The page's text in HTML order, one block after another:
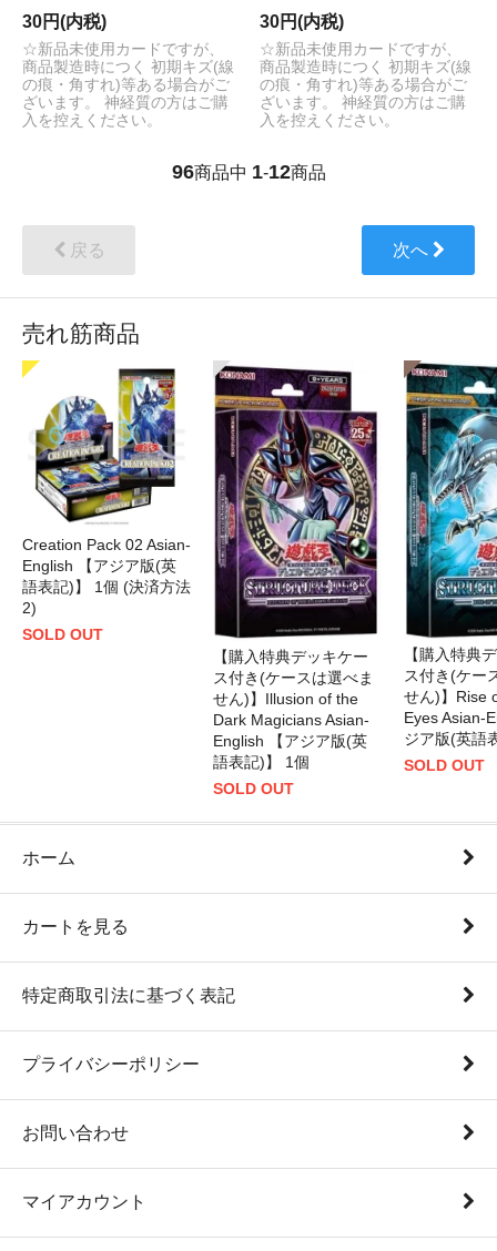
30円(内税)
☆新品未使用カードですが、
商品製造時につく 初期キズ(線
の痕・角すれ)等ある場合がご
ざいます。 神経質の方はご購
入を控えください。
30円(内税)
☆新品未使用カードですが、
商品製造時につく 初期キズ(線
の痕・角すれ)等ある場合がご
ざいます。 神経質の方はご購
入を控えください。
96商品中 1-12商品
戻る 次へ
売れ筋商品
Creation Pack 02 Asian-
English 【アジア版(英
語表記)】 1個 (決済方法
2)
SOLD OUT
【購入特典デッキケー
ス付き(ケースは選べま
せん)】Illusion of the
Dark Magicians Asian-
English 【アジア版(英
語表記)】 1個
SOLD OUT
【購入特典
ス付き(ケー
せん)】Rise
Eyes Asian-
ジア版(英語
SOLD OUT
ホーム
カートを見る
特定商取引法に基づく表記
プライバシーポリシー
お問い合わせ
マイアカウント